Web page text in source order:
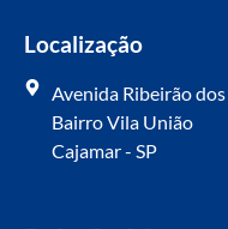
Localização
Avenida Ribeirão
Bairro Vila União
Cajamar - SP